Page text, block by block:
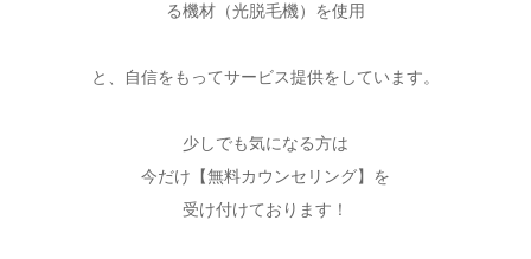
る機材（光脱毛機）を使用
と、自信をもってサービス提供をしています。
少しでも気になる方は
今だけ【無料カウンセリング】を
受け付けております！